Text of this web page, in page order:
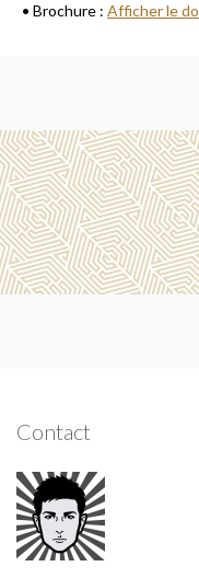
• Brochure : Afficher le
Contact